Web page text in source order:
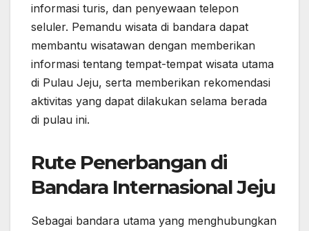
informasi turis, dan penyewaan telepon
seluler. Pemandu wisata di bandara dapat
membantu wisatawan dengan memberikan
informasi tentang tempat-tempat wisata utama
di Pulau Jeju, serta memberikan rekomendasi
aktivitas yang dapat dilakukan selama berada
di pulau ini.
Rute Penerbangan di
Bandara Internasional Jeju
Sebagai bandara utama yang menghubungkan